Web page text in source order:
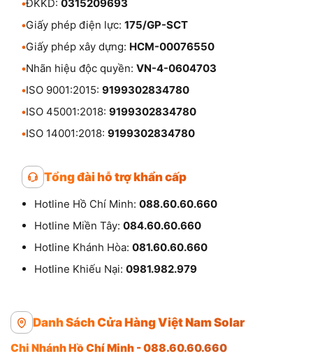
•ĐKKD: 0315209693
•Giấy phép điện lực: 175/GP-SCT
•Giấy phép xây dựng: HCM-00076550
•Nhãn hiệu độc quyền: VN-4-0604703
•ISO 9001:2015: 9199302834780
•ISO 45001:2018: 9199302834780
•ISO 14001:2018: 9199302834780
Tổng đài hỗ trợ khẩn cấp
Hotline Hồ Chí Minh: 088.60.60.660
Hotline Miền Tây: 084.60.60.660
Hotline Khánh Hòa: 081.60.60.660
Hotline Khiếu Nại: 0981.982.979
Danh Sách Cửa Hàng Việt Nam Solar
Chi Nhánh Hồ Chí Minh - 088.60.60.660